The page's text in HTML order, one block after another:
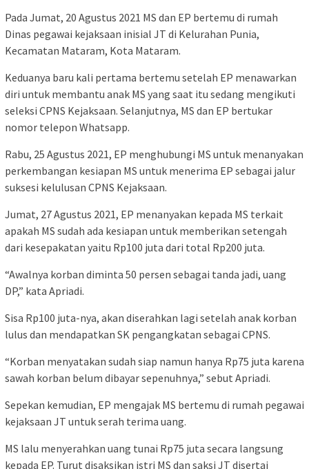
Pada Jumat, 20 Agustus 2021 MS dan EP bertemu di rumah
Dinas pegawai kejaksaan inisial JT di Kelurahan Punia,
Kecamatan Mataram, Kota Mataram.
Keduanya baru kali pertama bertemu setelah EP menawarkan
diri untuk membantu anak MS yang saat itu sedang mengikuti
seleksi CPNS Kejaksaan. Selanjutnya, MS dan EP bertukar
nomor telepon Whatsapp.
Rabu, 25 Agustus 2021, EP menghubungi MS untuk menanyakan
perkembangan kesiapan MS untuk menerima EP sebagai jalur
suksesi kelulusan CPNS Kejaksaan.
Jumat, 27 Agustus 2021, EP menanyakan kepada MS terkait
apakah MS sudah ada kesiapan untuk memberikan setengah
dari kesepakatan yaitu Rp100 juta dari total Rp200 juta.
“Awalnya korban diminta 50 persen sebagai tanda jadi, uang
DP,” kata Apriadi.
Sisa Rp100 juta-nya, akan diserahkan lagi setelah anak korban
lulus dan mendapatkan SK pengangkatan sebagai CPNS.
“Korban menyatakan sudah siap namun hanya Rp75 juta karena
sawah korban belum dibayar sepenuhnya,” sebut Apriadi.
Sepekan kemudian, EP mengajak MS bertemu di rumah pegawai
kejaksaan JT untuk serah terima uang.
MS lalu menyerahkan uang tunai Rp75 juta secara langsung
kepada EP. Turut disaksikan istri MS dan saksi JT disertai